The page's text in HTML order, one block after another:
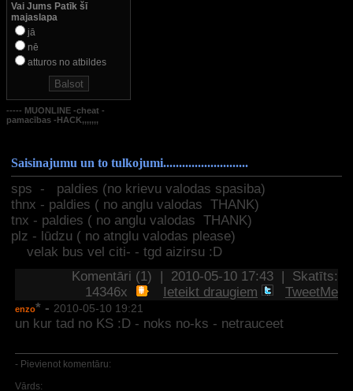
Vai Jums Patīk šī
majaslapa
jā
nē
atturos no atbildes
----- MUONLINE -cheat -
pamacības -HACK,,,,,,,
Saisinajumu un to tulkojumi...........................
sps - paldies (no krievu valodas spasiba)
thnx - paldies ( no anglu valodas THANK)
tnx - paldies ( no anglu valodas THANK)
plz - lūdzu ( no atnglu valodas please)
velak bus vel citi- - tgd aizirsu :D
Komentāri (1) | 2010-05-10 17:43 | Skatīts:
14346x
Ieteikt draugiem TweetMe
enzo* - 2010-05-10 19:21
un kur tad no KS :D - noks no-ks - netrauceet
- Pievienot komentāru:
Vārds: